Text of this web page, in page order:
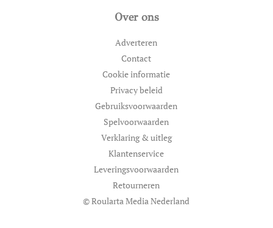
Over ons
Adverteren
Contact
Cookie informatie
Privacy beleid
Gebruiksvoorwaarden
Spelvoorwaarden
Verklaring & uitleg
Klantenservice
Leveringsvoorwaarden
Retourneren
© Roularta Media Nederland